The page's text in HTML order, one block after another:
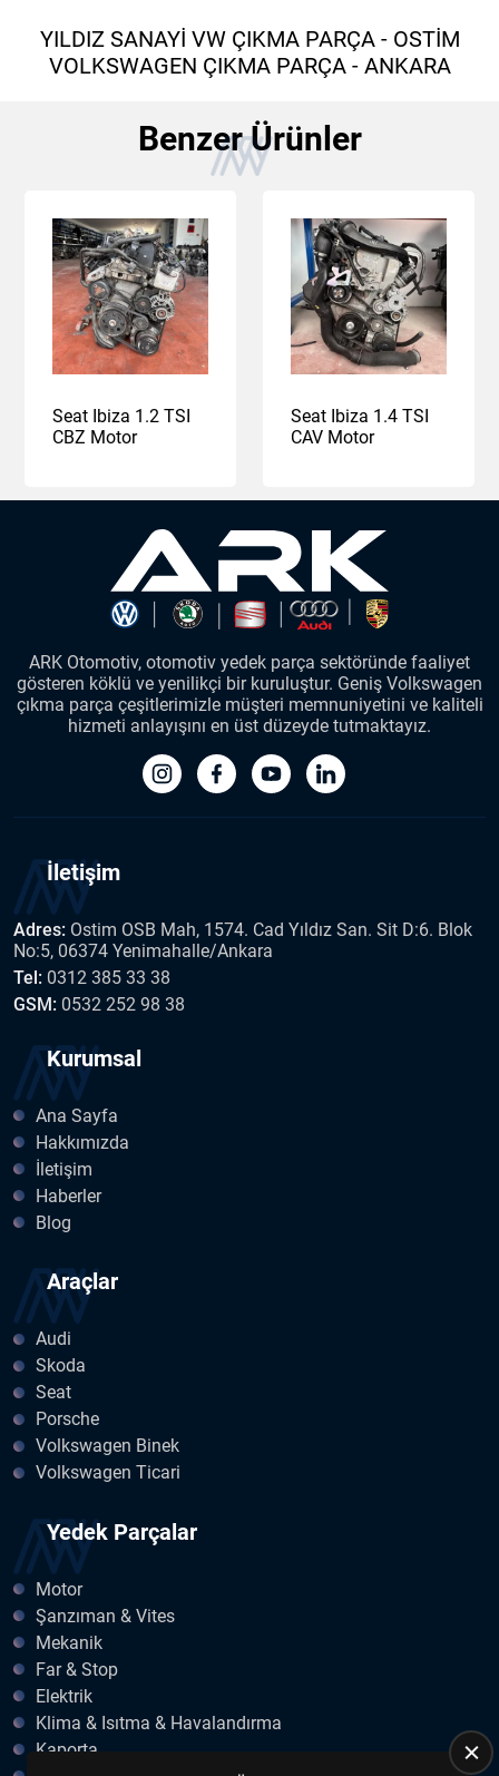
YILDIZ SANAYİ VW ÇIKMA PARÇA - OSTİM
VOLKSWAGEN ÇIKMA PARÇA - ANKARA
Benzer Ürünler
Seat Ibiza 1.2 TSI
CBZ Motor
Seat Ibiza 1.4 TSI
CAV Motor
ARK Otomotiv, otomotiv yedek parça sektöründe faaliyet
gösteren köklü ve yenilikçi bir kuruluştur. Geniş Volkswagen
çıkma parça çeşitlerimizle müşteri memnuniyetini ve kaliteli
hizmeti anlayışını en üst düzeyde tutmaktayız.
İletişim
Adres: Ostim OSB Mah, 1574. Cad Yıldız San. Sit D:6. Blok
No:5, 06374 Yenimahalle/Ankara
Tel: 0312 385 33 38
GSM: 0532 252 98 38
Kurumsal
Ana Sayfa
Hakkımızda
İletişim
Haberler
Blog
Araçlar
Audi
Skoda
Seat
Porsche
Volkswagen Binek
Volkswagen Ticari
Yedek Parçalar
Motor
Şanzıman & Vites
Mekanik
Far & Stop
Elektrik
Klima & Isıtma & Havalandırma
Kaporta